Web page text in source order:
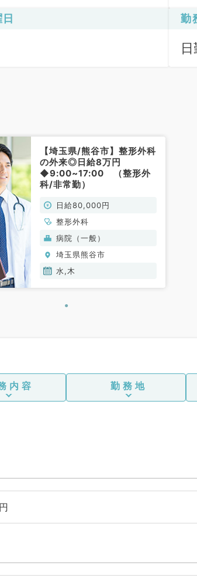
科、呼吸器内科、消化器
内分泌・代謝内科、腎臓
勤
【埼玉県/熊谷市】整形外科
の外来◎日給8万円
◆9:00~17:00 （整形外
科/非常勤）
日給80,000円
整形外科
病院（一般）
埼玉県熊谷市
水,木
内容 勤務地